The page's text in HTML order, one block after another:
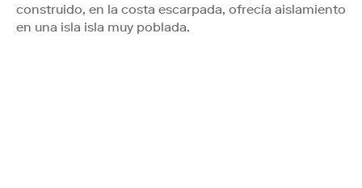
construido, en la costa escarpada, ofrecía aislamiento
en una isla isla muy poblada.